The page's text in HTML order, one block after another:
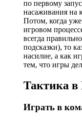
по первому
насаживания на
Потом, когда
игровом
всегда
подсказки), то
насилие, а как
тем, что игры
Тактика в
Играть в